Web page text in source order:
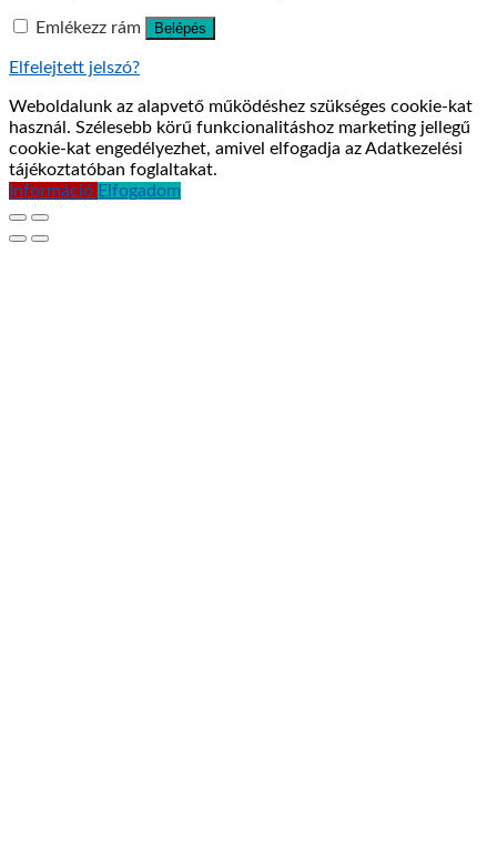
Emlékezz rám Belépés
Elfelejtett jelszó?
Weboldalunk az alapvető működéshez szükséges cookie-kat
használ. Szélesebb körű funkcionalitáshoz marketing jellegű
cookie-kat engedélyezhet, amivel elfogadja az Adatkezelési
tájékoztatóban foglaltakat.
Információ Elfogadom